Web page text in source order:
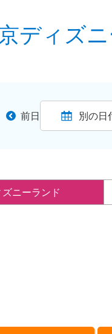
ディズ
前日 別の日
ニーランド